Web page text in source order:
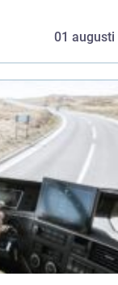
01 augusti